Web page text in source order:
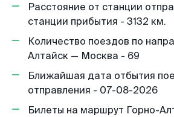
Расстояние от станции
станции прибытия - 3132 км.
Количество поездов по
Алтайск — Москва - 69
Ближайшая дата отбытия
отправления - 07-08-2026
Билеты на маршрут Горно-